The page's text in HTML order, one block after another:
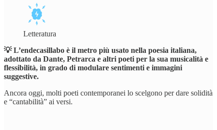
Letteratura
💡 L’endecasillabo è il metro più usato nella poesia italiana,
adottato da Dante, Petrarca e altri poeti per la sua musicalità e
flessibilità, in grado di modulare sentimenti e immagini
suggestive.
Ancora oggi, molti poeti contemporanei lo scelgono per dare solidità
e “cantabilità” ai versi.